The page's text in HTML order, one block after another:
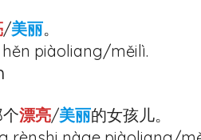
/美丽。
piàoliang/měilì.
漂亮/美丽的女孩儿。